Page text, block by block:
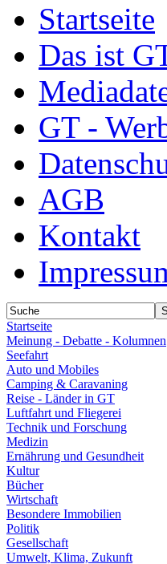
Startseite
Das ist
GT -
AGB
Kontakt
Startseite
Meinung - Debatte - Kolumnen
Seefahrt
Auto und Mobiles
Camping & Caravaning
Reise - Länder in GT
Luftfahrt und Fliegerei
Technik und Forschung
Medizin
Ernährung und Gesundheit
Kultur
Bücher
Wirtschaft
Besondere Immobilien
Politik
Gesellschaft
Umwelt, Klima, Zukunft